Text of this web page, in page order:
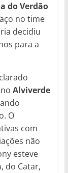
do Verdão
no time
decidiu
para a
Alviverde
O
com
não
esteve
, do Catar,